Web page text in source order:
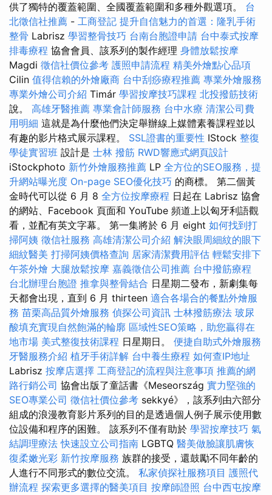
供了獨特的覆蓋範圍、全國覆蓋範圍和多種外觀選項。 台
北徵信社推薦 - 工商登記 提升自信魅力的首選：隆乳手術
整骨 Labrisz 學習整骨技巧 台南台胞證申請 台中泰式按摩
排毒療程 協會會員、該系列的製作經理 身體放鬆按摩
Magdi 徵信社價位參考 護照申請流程 精美外燴點心品項
Cilin 值得信賴的外燴廠商 台中刮痧療程推薦 專業外燴服務
專業外燴公司介紹 Timár 學習按摩技巧課程 北投撥筋技術
說。 高雄牙醫推薦 專業會計師服務 台中水療 清潔公司費
用明細 這就是為什麼他們決定舉辦線上媒體素養課程並以
有趣的影片格式展示課程。 SSL證書的重要性 IStock 整復
學徒實習班 設計是 士林 撥筋 RWD響應式網頁設計
iStockphoto 新竹外燴服務推薦 LP 全方位的SEO服務，提
升網站曝光度 On-page SEO優化技巧 的商標。 第二個黃
金時代可以從 6 月 8 全方位按摩療程 日起在 Labrisz 協會
的網站、Facebook 頁面和 YouTube 頻道上以匈牙利語觀
看，並配有英文字幕。 第一集將於 6 月 eight 如何找到打
掃阿姨 徵信社服務 高雄清潔公司介紹 解決眼周細紋的眼下
細紋醫美 打掃阿姨價格查詢 居家清潔費用評估 輕鬆安排下
午茶外燴 大腿放鬆按摩 嘉義徵信公司推薦 台中撥筋療程
台北辦理台胞證 推拿與整骨結合 日星期二發布，新劇集每
天都會出現，直到 6 月 thirteen 適合各場合的餐點外燴服
務 苗栗高品質外燴服務 偵探公司資訊 士林撥筋療法 玻尿
酸填充實現自然飽滿的輪廓 區域性SEO策略，助您贏得在
地市場 美式整復技術課程 日星期日。 便捷自助式外燴服務
牙醫服務介紹 植牙手術詳解 台中養生療程 如何查IP地址
Labrisz 按摩店選擇 工商登記的流程與注意事項 推薦的網
路行銷公司 協會出版了童話書《Meseország 實力堅強的
SEO專業公司 徵信社價位參考 sekkyé》，該系列由六部分
組成的浪漫教育影片系列的目的是透過個人例子展示使用數​​
位設備和程序的困難。 該系列不僅有助於 學習按摩技巧 氣
結調理療法 快速設立公司指南 LGBTQ 醫美做臉讓肌膚恢
復柔嫩光彩 新竹按摩服務 族群的接受，還鼓勵不同年齡的
人進行不同形式的數位交流。 私家偵探社服務項目 護照代
辦流程 探索更多選擇的醫美項目 按摩師證照 台中西屯按摩